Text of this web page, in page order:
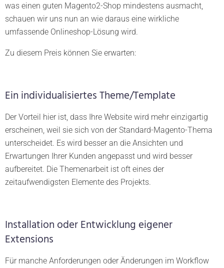
was einen guten Magento2-Shop mindestens ausmacht,
schauen wir uns nun an wie daraus eine wirkliche
umfassende Onlineshop-Lösung wird.
Zu diesem Preis können Sie erwarten:
Ein individualisiertes Theme/Template
Der Vorteil hier ist, dass Ihre Website wird mehr einzigartig
erscheinen, weil sie sich von der Standard-Magento-Thema
unterscheidet. Es wird besser an die Ansichten und
Erwartungen Ihrer Kunden angepasst und wird besser
aufbereitet. Die Themenarbeit ist oft eines der
zeitaufwendigsten Elemente des Projekts.
Installation oder Entwicklung eigener
Extensions
Für manche Anforderungen oder Änderungen im Workflow